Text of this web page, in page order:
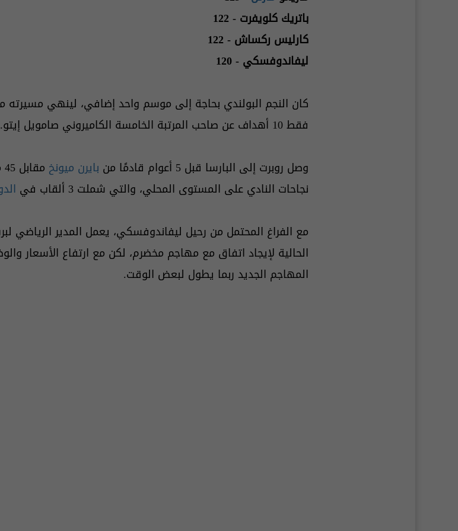
باتريك كلويفرت - 122
كارليس ركساش - 122
ليفاندوفسكي - 120
كان النجم البولندي بحاجة إلى موسم واحد إضافي، لينهي مسيرته
فقط 10 أهداف عن صاحب المرتبة الخامسة الكاميروني صامويل إيتو.
وصل روبرت إلى البارسا قبل 5 أعوام قادمًا من بايرن ميونخ
نجاحات النادي على المستوى المحلي، والتي شملت 3 ألقاب في
مع الفراغ المحتمل من رحيل ليفاندوفسكي، يعمل المدير الرياضي
الحالية لإيجاد اتفاق مع مهاجم مخضرم، لكن مع ارتفاع الأسعار
المهاجم الجديد ربما يطول لبعض الوقت.